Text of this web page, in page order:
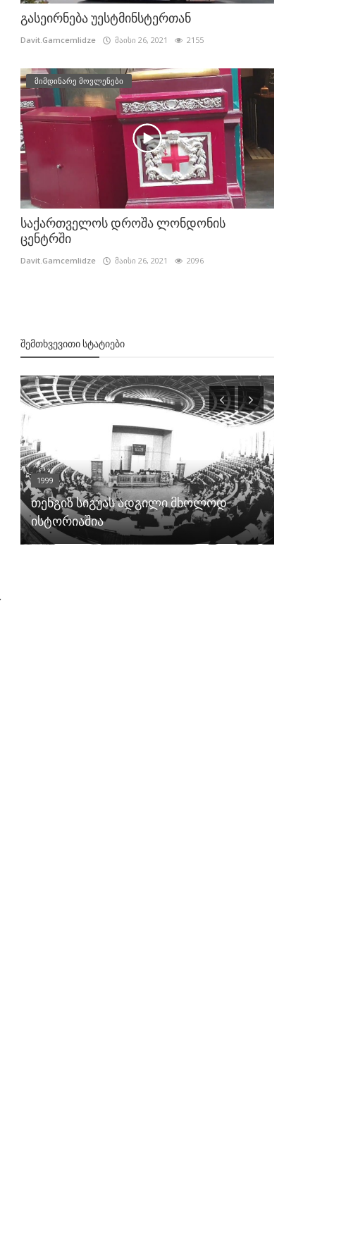
გასეირნება უესტმინსტერთან
Davit.Gamcemlidze მაისი 26, 2021 2155
მიმდინარე მოვლენები
საქართველოს დროშა ლონდონის
ცენტრში
Davit.Gamcemlidze მაისი 26, 2021 2096
ᲨᲔᲛᲗᲮᲕᲔᲕᲘᲗᲘ ᲡᲢᲐᲢᲘᲔᲑᲘ
1999
თენგიზ სიგუას ადგილი მხოლოდ
ისტორიაშია